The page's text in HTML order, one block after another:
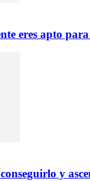
eres apto
y